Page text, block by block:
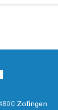
Zofingen